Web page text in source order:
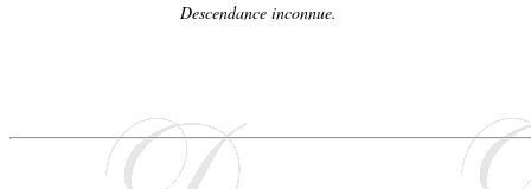
Descendance inconnue.